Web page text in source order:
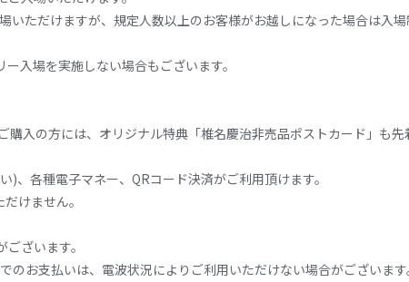
いただけますが、規定人数以上のお客様がお越しになった場合は入
入場を実施しない場合もございます。
購入の方には、オリジナル特典「椎名慶治非売品ポストカード」も
)、各種電子マネー、 QRコード決済がご利用頂けます。
けません。
ざいます。
のお支払いは、電波状況によりご利用いただけない場合がございます